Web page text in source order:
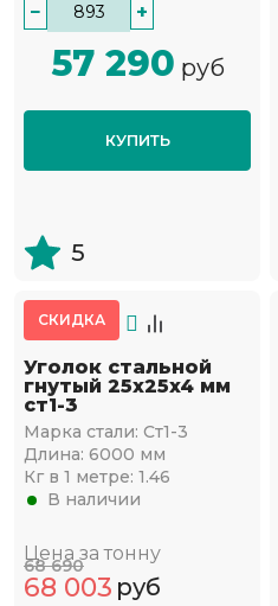
− +
57 290 руб
КУПИТЬ
5
СКИДКА
Уголок стальной
гнутый 25х25x4 мм
ст1-3
Марка стали: Ст1-3
Длина: 6000 мм
Кг в 1 метре: 1.46
В наличии
Цена за тонну
68 690
68 003 руб